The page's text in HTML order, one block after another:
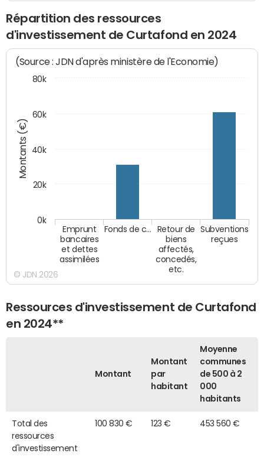
Répartition des ressources
d'investissement de Curtafond en 2024
Montants (€)
(Source : JDN d'après ministère de l'Economie)
Emprunt
bancaires
et dettes
assimilées
Fonds de c…
Retour de
biens
affectés,
concedés,
etc.
Subventions
reçues
0k
20k
40k
60k
80k
© JDN 2026
Ressources d'investissement de Curtafond
en 2024**
Montant
Montant
par
habitant
Moyenne
communes
de 500 à 2
000
habitants
Total des
ressources
d'investissement
100 830 € 123 € 453 560 €